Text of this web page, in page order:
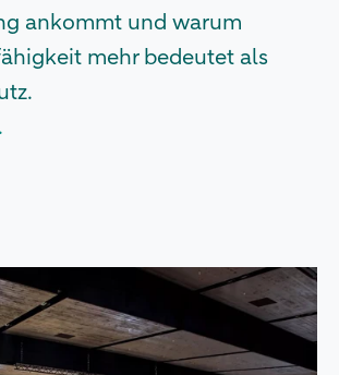
ankommt und warum
mehr bedeutet als